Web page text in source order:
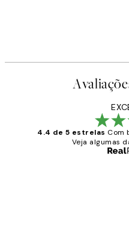
4.4 de 5 estrelas Com
Veja algumas